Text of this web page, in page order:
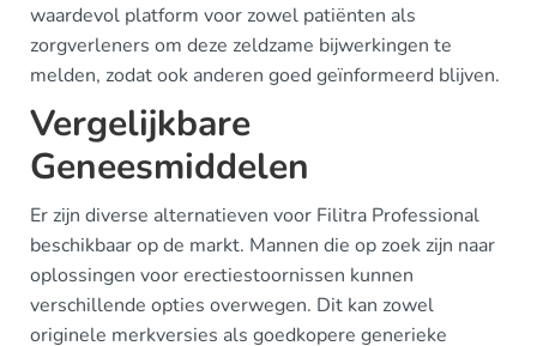
waardevol platform voor zowel patiënten als
zorgverleners om deze zeldzame bijwerkingen te
melden, zodat ook anderen goed geïnformeerd blijven.
Vergelijkbare
Geneesmiddelen
Er zijn diverse alternatieven voor Filitra Professional
beschikbaar op de markt. Mannen die op zoek zijn naar
oplossingen voor erectiestoornissen kunnen
verschillende opties overwegen. Dit kan zowel
originele merkversies als goedkopere generieke